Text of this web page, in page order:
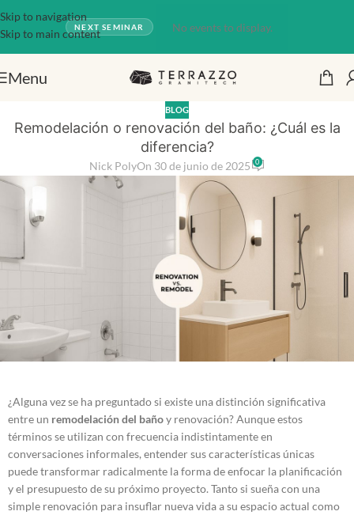
Skip to navigation
Skip to main contentNEXT SEMINAR No events to display.
Menu
BLOG
Remodelación o renovación del baño: ¿Cuál es la
diferencia?
Nick PolyOn 30 de junio de 2025 0
¿Alguna vez se ha preguntado si existe una distinción significativa
entre un remodelación del bañoy renovación? Aunque estos
términos se utilizan con frecuencia indistintamente en
conversaciones informales, entender sus características únicas
puede transformar radicalmente la forma de enfocar la planificación
y el presupuesto de su próximo proyecto. Tanto si sueña con una
simple renovación para insuflar nueva vida a su espacio actual como